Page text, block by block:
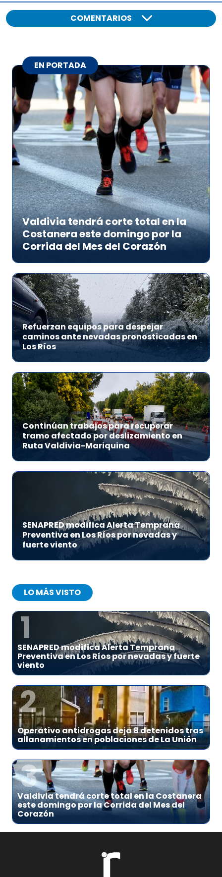
COMENTARIOS
EN PORTADA
Valdivia tendrá corte total en la
Costanera este domingo por la
Corrida del Mes del Corazón
Refuerzan equipos para despejar
caminos ante nevadas pronosticadas en
Los Ríos
Continúan trabajos para recuperar
tramo afectado por deslizamiento en
Ruta Valdivia-Mariquina
SENAPRED modifica Alerta Temprana
Preventiva en Los Ríos por nevadas y
fuerte viento
LO MÁS VISTO
1
SENAPRED modifica Alerta Temprana
Preventiva en Los Ríos por nevadas y fuerte
viento
2
Operativo antidrogas deja 8 detenidos tras
allanamientos en poblaciones de La Unión
3
Valdivia tendrá corte total en la Costanera
este domingo por la Corrida del Mes del
Corazón